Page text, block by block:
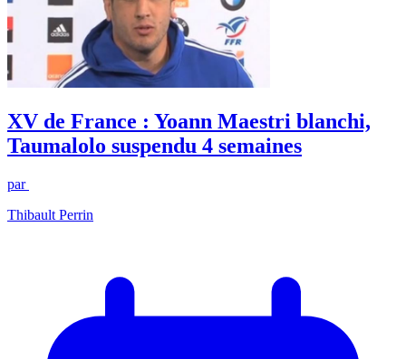
XV de France : Yoann Maestri blanchi,
Taumalolo suspendu 4 semaines
par
Thibault Perrin